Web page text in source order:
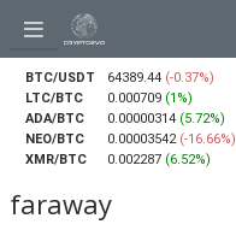
BTC/USDT 64389.44 (-0.37%)
LTC/BTC
0.000709 (1%)
ADA/BTC
0.00000314 (5.72%)
NEO/BTC
0.00003542 (-16.66%)
XMR/BTC
0.002287 (6.52%)
faraway